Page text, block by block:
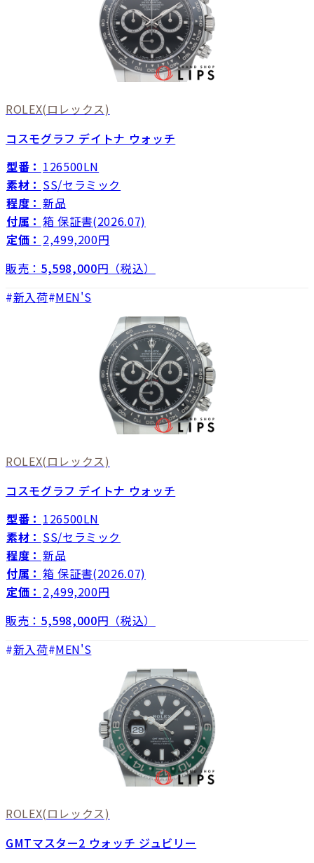
ROLEX(ロレックス)
コスモグラフ デイトナ ウォッチ
型番： 126500LN
素材： SS/セラミック
程度： 新品
付属： 箱 保証書(2026.07)
定価： 2,499,200円
販売： 5,598,000円（税込）
新入荷 MEN'S
ROLEX(ロレックス)
コスモグラフ デイトナ ウォッチ
型番： 126500LN
素材： SS/セラミック
程度： 新品
付属： 箱 保証書(2026.07)
定価： 2,499,200円
販売： 5,598,000円（税込）
新入荷 MEN'S
ROLEX(ロレックス)
GMTマスター2 ウォッチ ジュビリー